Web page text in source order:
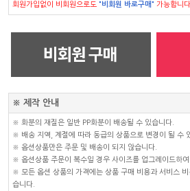
회원가입없이 비회원으로도 "비회원 바로구매" 가능합니다.
※ 제작 안내
※ 화분의 재질은 일반 PP화분이 배송될 수 있습니다.
※ 배송 지역, 계절에 따라 동급의 상품으로 변경이 될 수
※ 옵션상품만은 주문 및 배송이 되지 않습니다.
※ 옵션상품 주문이 복수일 경우 사이즈를 업그레이드하여
※ 모든 옵션 상품의 가격에는 상품 구매 비용과 서비스
습니다.